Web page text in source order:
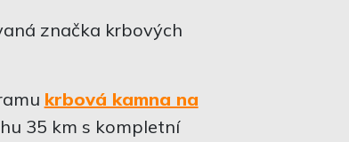
značka krbových
krbová kamna na
35 km s kompletní